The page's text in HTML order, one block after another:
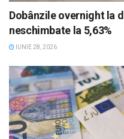
Dobânzile overnight la
neschimbate la 5,63%
IUNIE 28, 2026